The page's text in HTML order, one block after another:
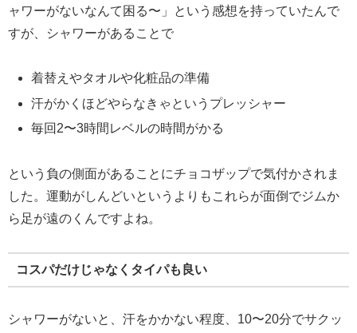
ャワーがないなんて困る〜」という感想を持っていたんで
すが、シャワーがあることで
着替えやタオルや化粧品の準備
汗がかくほどやらなきゃというプレッシャー
毎回2〜3時間レベルの時間がかる
という負の側面があることにチョコザップで気付かされま
した。運動がしんどいというよりもこれらが面倒でジムか
ら足が遠のくんですよね。
コスパだけじゃなくタイパも良い
シャワーがないと、汗をかかない程度、10〜20分でサクッ